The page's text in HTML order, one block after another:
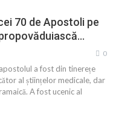
70 de Apostoli pe
0
a fost din tinerețe
al științelor medicale, dar
A fost ucenic al